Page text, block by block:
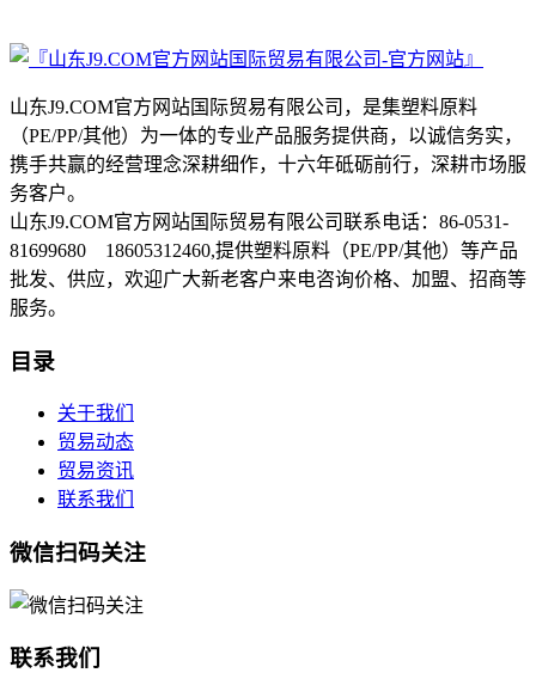
山东J9.COM官方网站国际贸易有限公司，是集塑料原料
（PE/PP/其他）为一体的专业产品服务提供商，以诚信务实，
携手共赢的经营理念深耕细作，十六年砥砺前行，深耕市场服
务客户。
山东J9.COM官方网站国际贸易有限公司联系电话：86-0531-
81699680 18605312460,提供塑料原料（PE/PP/其他）等产品
批发、供应，欢迎广大新老客户来电咨询价格、加盟、招商等
服务。
目录
关于我们
贸易动态
贸易资讯
联系我们
微信扫码关注
联系我们